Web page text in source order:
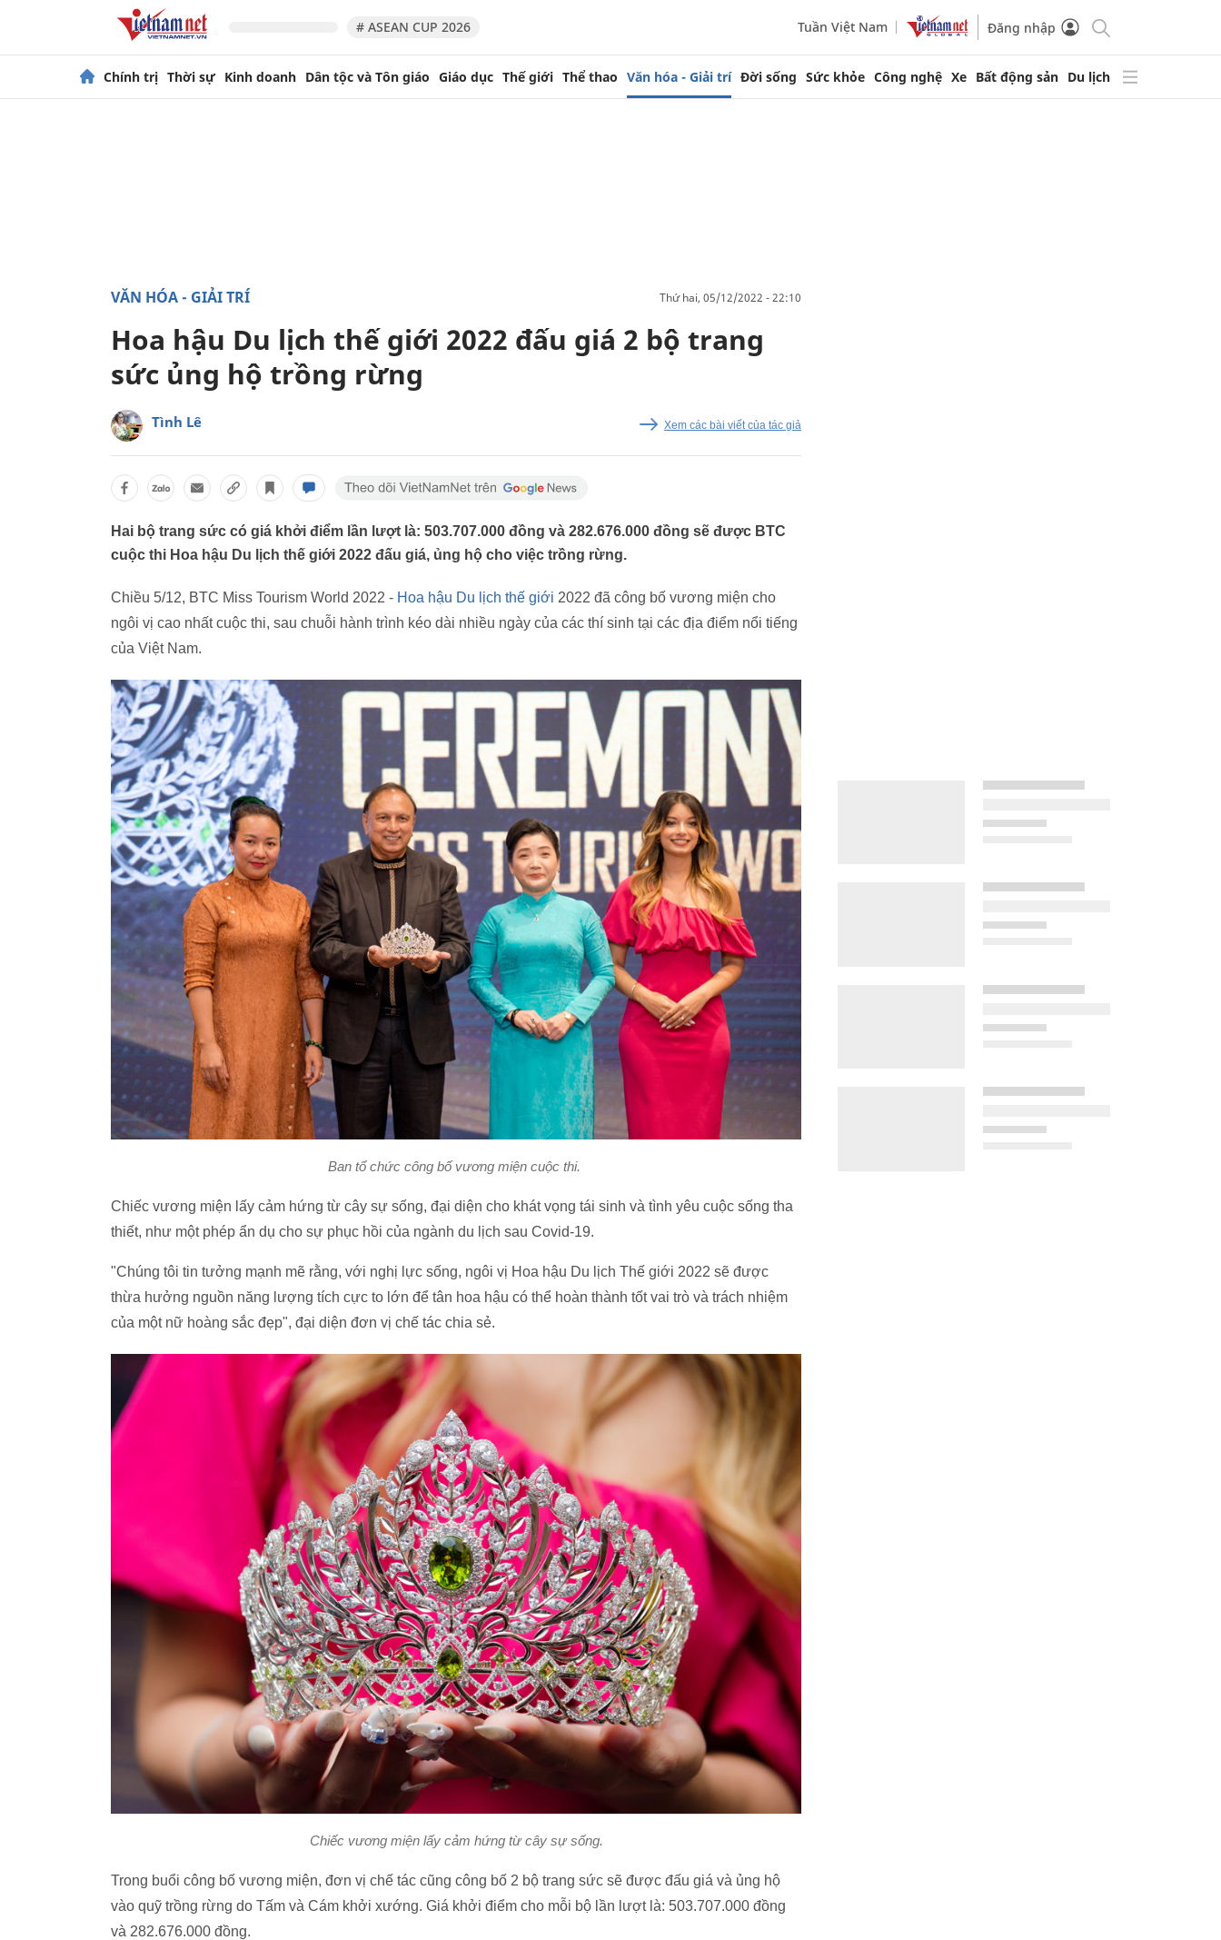
# ASEAN CUP 2026 Tuần Việt Nam Đăng nhập
Chính trị Thời sự Kinh doanh Dân tộc và Tôn giáo Giáo dục Thế giới Thể thao Văn hóa - Giải trí Đời sống Sức khỏe Công nghệ Xe Bất động sản Du lịch
VĂN HÓA - GIẢI TRÍ thứ hai, 05/12/2022 - 22:10
Hoa hậu Du lịch thế giới 2022 đấu giá 2 bộ trang
sức ủng hộ trồng rừng
Tình Lê Xem các bài viết của tác giả
Hai bộ trang sức có giá khởi điểm lần lượt là: 503.707.000 đồng và 282.676.000 đồng sẽ được BTC
cuộc thi Hoa hậu Du lịch thế giới 2022 đấu giá, ủng hộ cho việc trồng rừng.
Chiều 5/12, BTC Miss Tourism World 2022 - Hoa hậu Du lịch thế giới 2022 đã công bố vương miện cho
ngôi vị cao nhất cuộc thi, sau chuỗi hành trình kéo dài nhiều ngày của các thí sinh tại các địa điểm nổi tiếng
của Việt Nam.
Ban tổ chức công bố vương miện cuộc thi.
Chiếc vương miện lấy cảm hứng từ cây sự sống, đại diện cho khát vọng tái sinh và tình yêu cuộc sống tha
thiết, như một phép ẩn dụ cho sự phục hồi của ngành du lịch sau Covid-19.
"Chúng tôi tin tưởng mạnh mẽ rằng, với nghị lực sống, ngôi vị Hoa hậu Du lịch Thế giới 2022 sẽ được
thừa hưởng nguồn năng lượng tích cực to lớn để tân hoa hậu có thể hoàn thành tốt vai trò và trách nhiệm
của một nữ hoàng sắc đẹp", đại diện đơn vị chế tác chia sẻ.
Chiếc vương miện lấy cảm hứng từ cây sự sống.
Trong buổi công bố vương miện, đơn vị chế tác cũng công bố 2 bộ trang sức sẽ được đấu giá và ủng hộ
vào quỹ trồng rừng do Tấm và Cám khởi xướng. Giá khởi điểm cho mỗi bộ lần lượt là: 503.707.000 đồng
và 282.676.000 đồng.